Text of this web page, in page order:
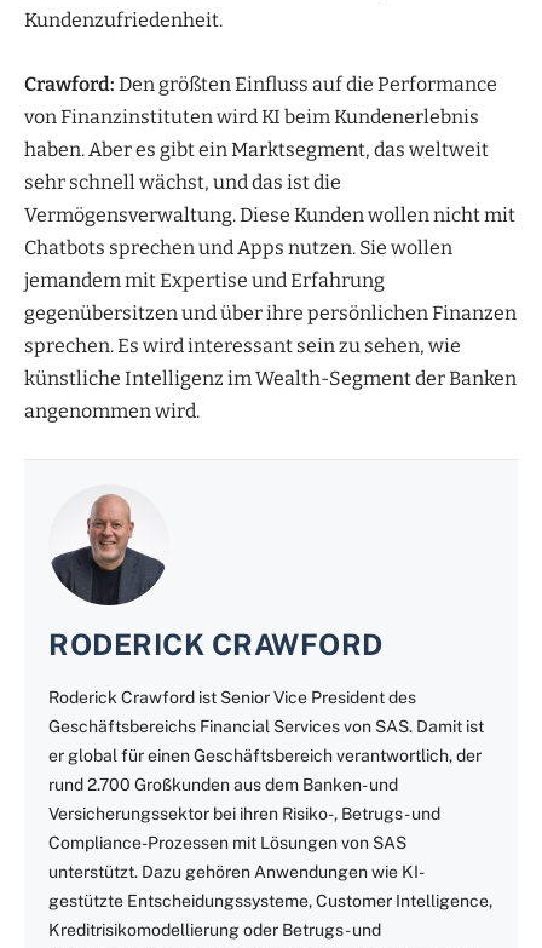
Kundenzufriedenheit.
Crawford: Den größten Einfluss auf die Performance
von Finanzinstituten wird KI beim Kundenerlebnis
haben. Aber es gibt ein Marktsegment, das weltweit
sehr schnell wächst, und das ist die
Vermögensverwaltung. Diese Kunden wollen nicht mit
Chatbots sprechen und Apps nutzen. Sie wollen
jemandem mit Expertise und Erfahrung
gegenübersitzen und über ihre persönlichen Finanzen
sprechen. Es wird interessant sein zu sehen, wie
künstliche Intelligenz im Wealth-Segment der Banken
angenommen wird.
RODERICK CRAWFORD
Roderick Crawford ist Senior Vice President des
Geschäftsbereichs Financial Services von SAS. Damit ist
er global für einen Geschäftsbereich verantwortlich, der
rund 2.700 Großkunden aus dem Banken- und
Versicherungssektor bei ihren Risiko-, Betrugs- und
Compliance-Prozessen mit Lösungen von SAS
unterstützt. Dazu gehören Anwendungen wie KI-
gestützte Entscheidungssysteme, Customer Intelligence,
Kreditrisikomodellierung oder Betrugs- und